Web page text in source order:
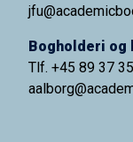
Bogholderi
Tlf. +45 89 37
aalborg@